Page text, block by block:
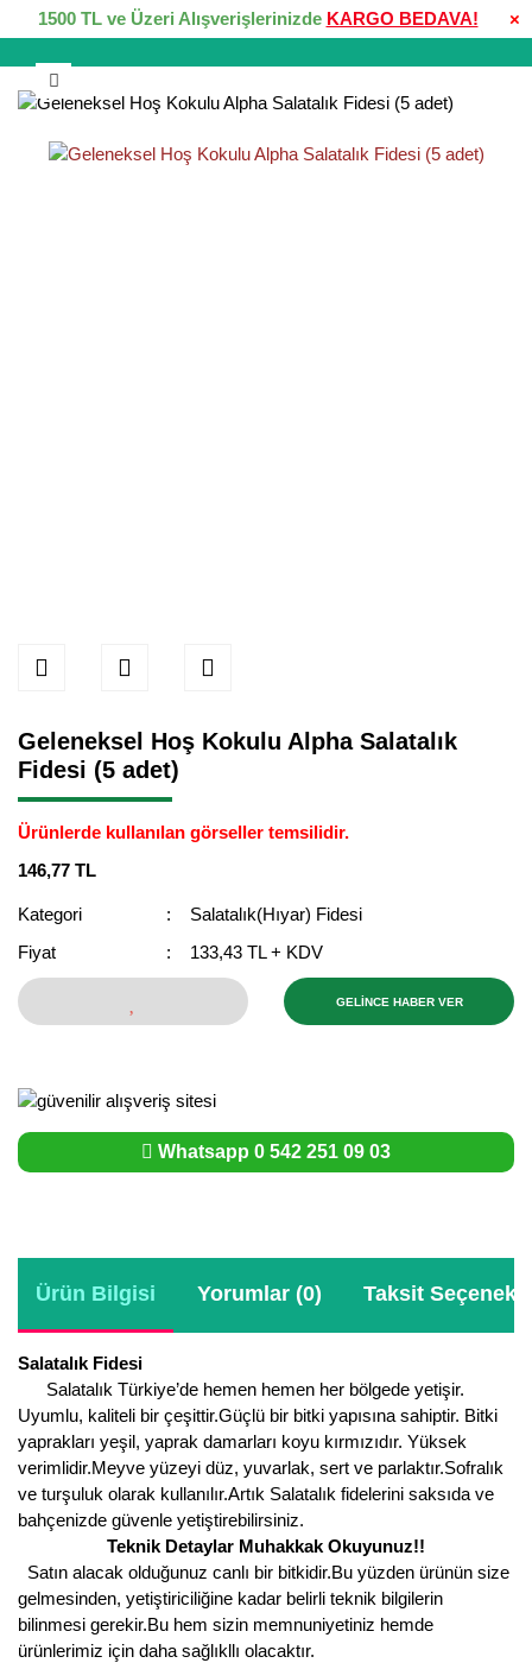
×
1500 TL ve Üzeri Alışverişlerinizde KARGO BEDAVA!
Geleneksel Hoş Kokulu Alpha Salatalık
Fidesi (5 adet)
Ürünlerde kullanılan görseller temsilidir.
146,77 TL
Kategori
Salatalık(Hıyar) Fidesi
Fiyat
133,43 TL + KDV
GELİNCE HABER VER
Whatsapp 0 542 251 09 03
Ürün Bilgisi Yorumlar (0) Taksit
Salatalık Fidesi
Salatalık Türkiye’de hemen hemen her bölgede yetişir.
Uyumlu, kaliteli bir çeşittir.Güçlü bir bitki yapısına sahiptir. Bitki
yaprakları yeşil, yaprak damarları koyu kırmızıdır. Yüksek
verimlidir.Meyve yüzeyi düz, yuvarlak, sert ve parlaktır.Sofralık
ve turşuluk olarak kullanılır.Artık Salatalık fidelerini saksıda ve
bahçenizde güvenle yetiştirebilirsiniz.
Teknik Detaylar Muhakkak Okuyunuz!!
Satın alacak olduğunuz canlı bir bitkidir.Bu yüzden ürünün size
gelmesinden, yetiştiriciliğine kadar belirli teknik bilgilerin
bilinmesi gerekir.Bu hem sizin memnuniyetiniz hemde
ürünlerimiz için daha sağlıkllı olacaktır.